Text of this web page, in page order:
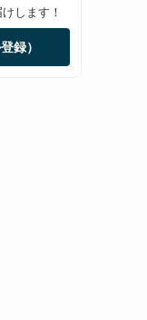
します！
録）